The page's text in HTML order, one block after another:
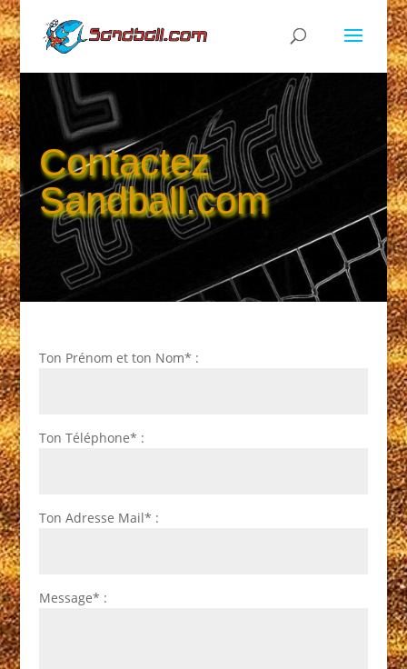
Contactez
Sandball.com
Ton Prénom et ton Nom* :
Ton Téléphone* :
Ton Adresse Mail* :
Message* :